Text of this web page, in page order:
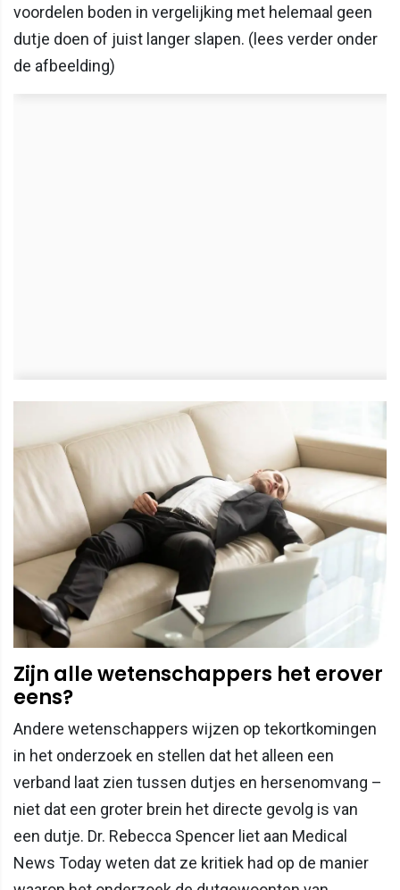
voordelen boden in vergelijking met helemaal geen
dutje doen of juist langer slapen. (lees verder onder
de afbeelding)
Zijn alle wetenschappers het erover
eens?
Andere wetenschappers wijzen op tekortkomingen
in het onderzoek en stellen dat het alleen een
verband laat zien tussen dutjes en hersenomvang –
niet dat een groter brein het directe gevolg is van
een dutje. Dr. Rebecca Spencer liet aan Medical
News Today weten dat ze kritiek had op de manier